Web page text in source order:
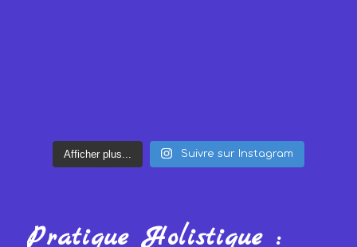
Afficher plus... Suivre sur Instagram
Pratique Holistique :